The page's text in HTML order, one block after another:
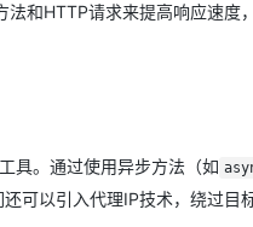
和HTTP请求来提高响应速
具。通过使用异步方法（如
可以引入代理IP技术，绕过目